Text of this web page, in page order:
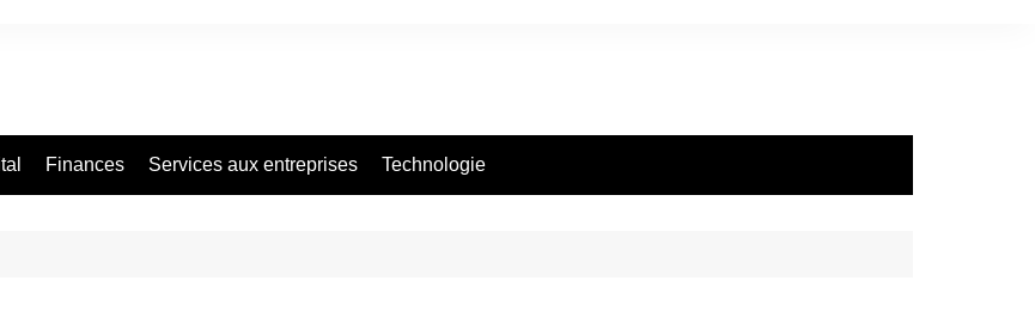
Finances Services aux entreprises Technologie